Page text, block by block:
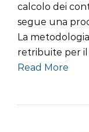
calcolo dei
segue una
La
retribuite per
Read More